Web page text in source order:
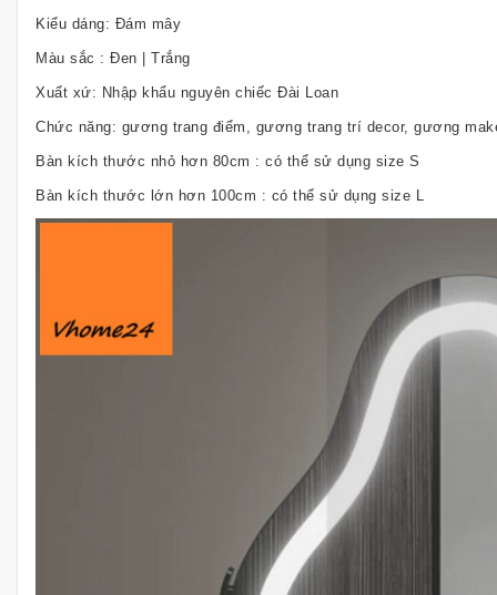
Kiểu dáng: Đám mây
Màu sắc : Đen | Trắng
Xuất xứ: Nhập khẩu nguyên chiếc Đài Loan
Chức năng: gương trang điểm, gương trang trí decor, gương
Bàn kích thước nhỏ hơn 80cm : có thể sử dụng size S
Bàn kích thước lớn hơn 100cm : có thể sử dụng size L